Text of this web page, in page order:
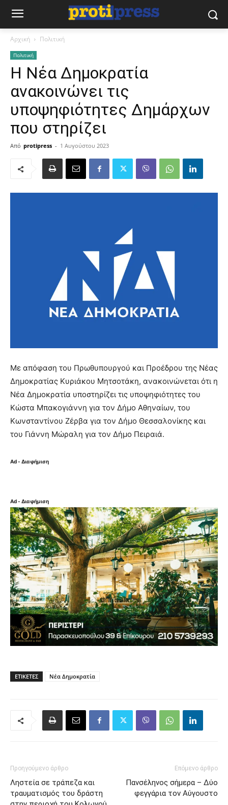
Αρχική Πολιτική
Πολιτική
Η Νέα Δημοκρατία
ανακοινώνει τις
υποψηφιότητες Δημάρχων
που στηρίζει
Από protipress - 1 Αυγούστου 2023
Με απόφαση του Πρωθυπουργού και Προέδρου της Νέας
Δημοκρατίας Κυριάκου Μητσοτάκη, ανακοινώνεται ότι η
Νέα Δημοκρατία υποστηρίζει τις υποψηφιότητες του
Κώστα Μπακογιάννη για τον Δήμο Αθηναίων, του
Κωνσταντίνου Ζέρβα για τον Δήμο Θεσσαλονίκης και
του Γιάννη Μώραλη για τον Δήμο Πειραιά.
Ad - Διαφήμιση
Ad - Διαφήμιση
ΕΤΙΚΈΤΕΣ Νέα Δημοκρατία
Προηγούμενο άρθρο
Ληστεία σε τράπεζα και
τραυματισμός του δράστη
Επόμενο άρθρο
Πανσέληνος σήμερα – Δύο
φεγγάρια τον Αύγουστο